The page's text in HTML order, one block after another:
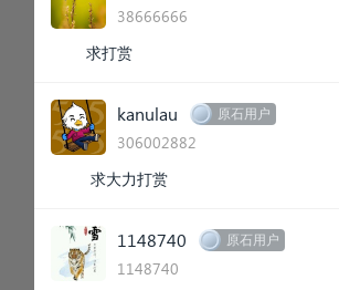
38666666
求打赏
kanulau 原石用户
306002882
求大力打赏
1148740 原石用户
1148740